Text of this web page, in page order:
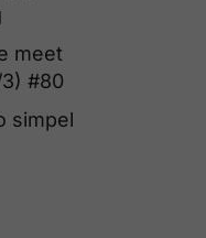
meet
#80
simpel